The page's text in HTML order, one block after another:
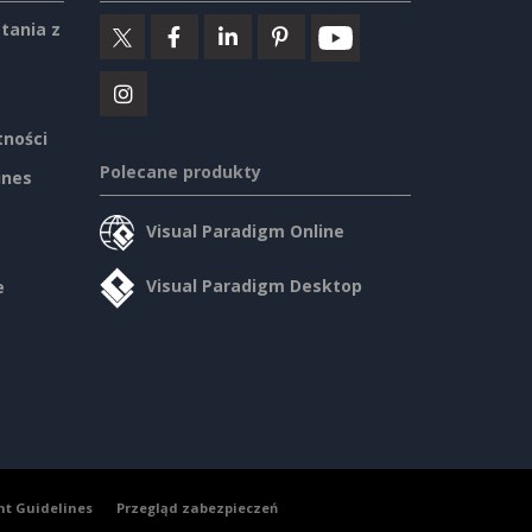
z
Polecane produkty
Visual Paradigm Online
Visual Paradigm Desktop
Guidelines Przegląd zabezpieczeń